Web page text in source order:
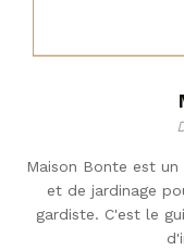
Maison Bonte est
et de jardinage
gardiste. C'est le